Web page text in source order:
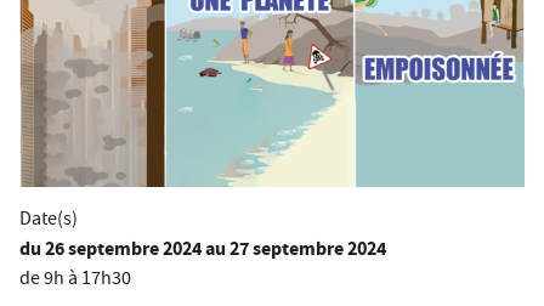
Date(s)
du26 septembre 2024au 27 septembre 2024
de 9h à 17h30